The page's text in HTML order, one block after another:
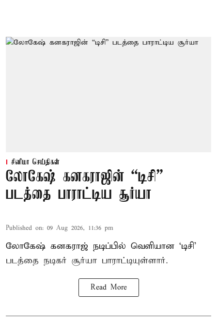
சினிமா செய்திகள்
லோகேஷ் கனகராஜின் “டிசி”
படத்தை பாராட்டிய சூர்யா
Published on: 09 Aug 2026, 11:36 pm
லோகேஷ் கனகராஜ் நடிப்பில் வெளியான ‘டிசி’
படத்தை நடிகர் சூர்யா பாராட்டியுள்ளார்.
Read More